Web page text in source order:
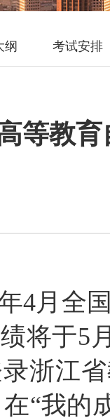
纲 考试安排
等教
月全国
将于5
浙江
“我的